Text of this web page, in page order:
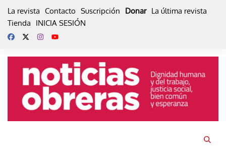
La revista Contacto Suscripción Donar La última revista
Tienda
INICIA SESIÓN